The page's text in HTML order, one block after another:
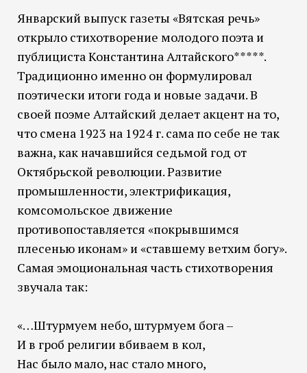
Январский выпуск газеты «Вятская речь»
открыло стихотворение молодого поэта и
публициста Константина Алтайского*****.
Традиционно именно он формулировал
поэтически итоги года и новые задачи. В
своей поэме Алтайский делает акцент на то,
что смена 1923 на 1924 г. сама по себе не так
важна, как начавшийся седьмой год от
Октябрьской революции. Развитие
промышленности, электрификация,
комсомольское движение
противопоставляется «покрывшимся
плесенью иконам» и «ставшему ветхим богу».
Самая эмоциональная часть стихотворения
звучала так:
«…Штурмуем небо, штурмуем бога –
И в гроб религии вбиваем в кол,
Нас было мало, нас стало много,